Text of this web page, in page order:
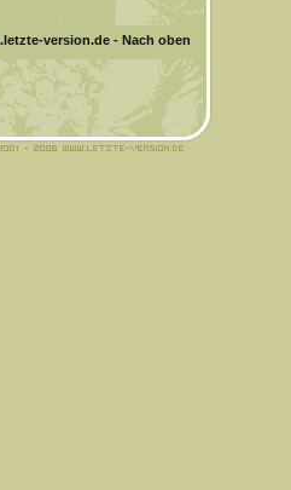
version.de- Nach oben